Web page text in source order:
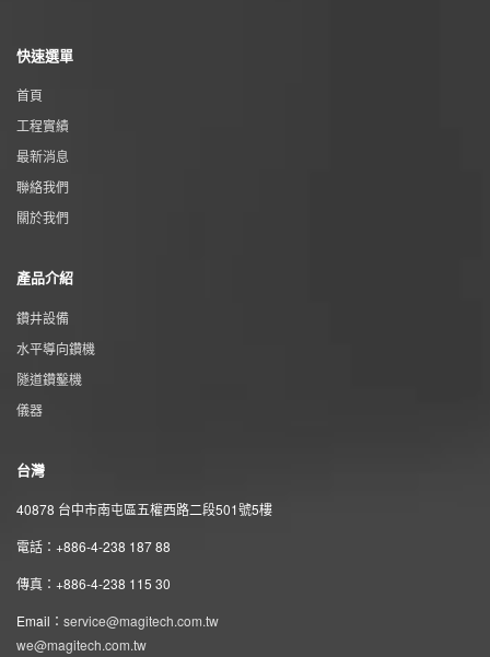
快速選單
首頁
工程實績
最新消息
聯絡我們
關於我們
產品介紹
鑽井設備
水平導向鑽機
隧道鑽鑿機
儀器
台灣
40878 台中市南屯區五權西路二段501號5樓
電話：+886-4-238 187 88
傳真：+886-4-238 115 30
Email： service@magitech.com.tw
we@magitech.com.tw